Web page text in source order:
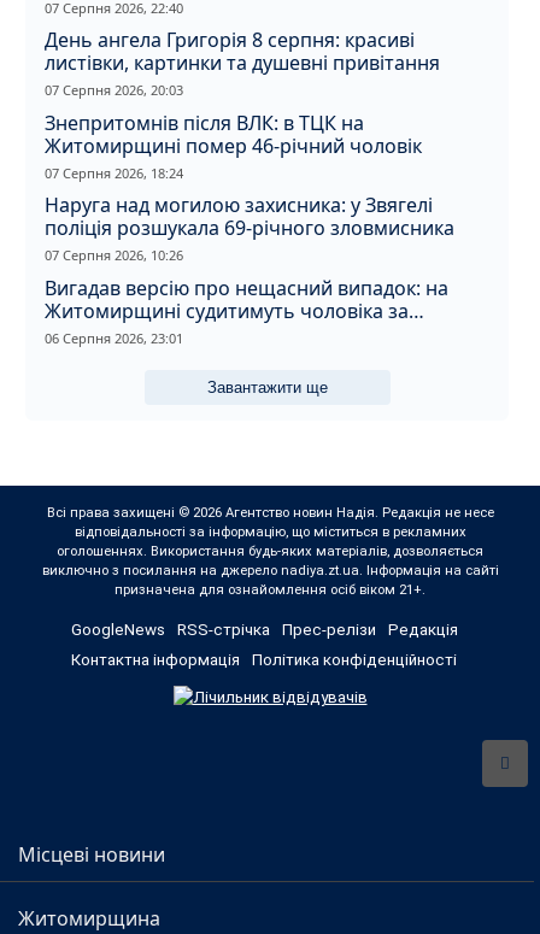
07 Серпня 2026, 22:40
День ангела Григорія 8 серпня: красиві
листівки, картинки та душевні привітання
07 Серпня 2026, 20:03
Знепритомнів після ВЛК: в ТЦК на
Житомирщині помер 46-річний чоловік
07 Серпня 2026, 18:24
Наруга над могилою захисника: у Звягелі
поліція розшукала 69-річного зловмисника
07 Серпня 2026, 10:26
Вигадав версію про нещасний випадок: на
Житомирщині судитимуть чоловіка за
вбивство співмешканки
06 Серпня 2026, 23:01
Завантажити ще
Всі права захищені © 2026 Агентство новин Надія. Редакція не несе
відповідальності за інформацію, що міститься в рекламних
оголошеннях. Використання будь-яких матеріалів, дозволяється
виключно з посилання на джерело nadiya.zt.ua. Інформація на сайті
призначена для ознайомлення осіб віком 21+.
GoogleNews RSS-стрічка Прес-релізи
Редакція
Контактна інформація
Політика конфіденційності
Місцеві новини
Житомирщина